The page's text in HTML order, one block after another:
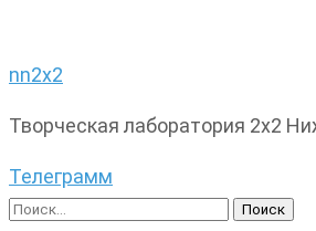
nn2x2
Творческая лаборатория 2х2
Телеграмм
Найти: